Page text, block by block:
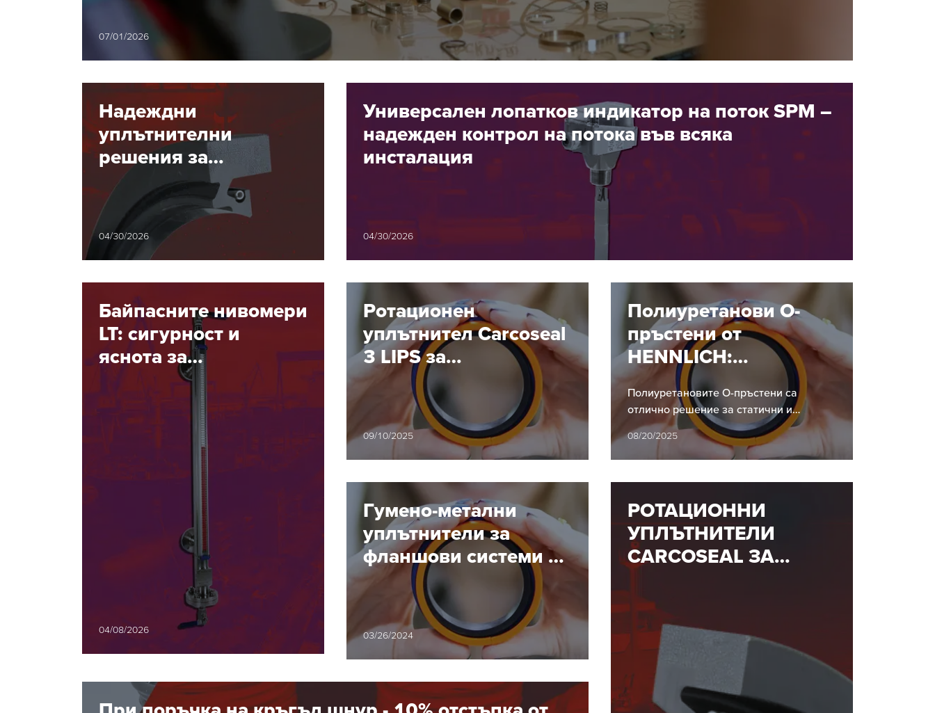
07/01/2026
Надеждни
уплътнителни
решения за
стоманодобивната и
алуминиевата
индустрия
04/30/2026
Универсален лопатков индикатор на поток SPM –
надежден контрол на потока във всяка
инсталация
04/30/2026
Байпасните нивомери
LT: сигурност и
яснота за
корабостроителните
04/08/2026
Ротационен
уплътнител Carcoseal
3 LIPS за
стоманодобивната
индустрия –
надеждност и
ефективност в
09/10/2025
Полиуретанови О-
пръстени от
HENNLICH:
компактно решение
за високи
натоварвания
Полиуретановите О-пръстени са
отлично решение за статични и
динамични приложения. Те са
незаменим по характеристики елемент
в автомобилната…
08/20/2025
Гумено-метални
уплътнители за
фланшови системи по
DIN EN682 -
одобрени за газ и
питейна вода
03/26/2024
РОТАЦИОННИ
УПЛЪТНИТЕЛИ
CARCOSEAL ЗА
ИНДУСТРИЯ